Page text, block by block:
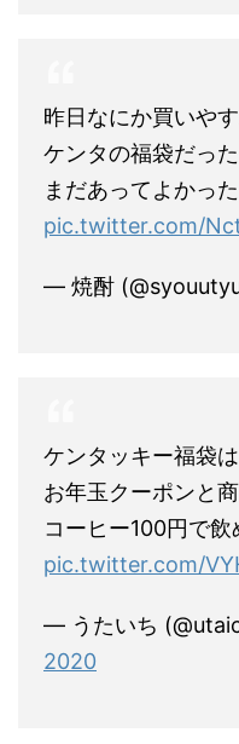
昨日なにか買いや
ケンタの福袋だった
まだあってよかっ
pic.twitter.com/
— 焼酎
ケンタッキー福袋
お年玉クーポンと
コーヒー100円で飲
pic.twitter.com/
— うたいち
2020